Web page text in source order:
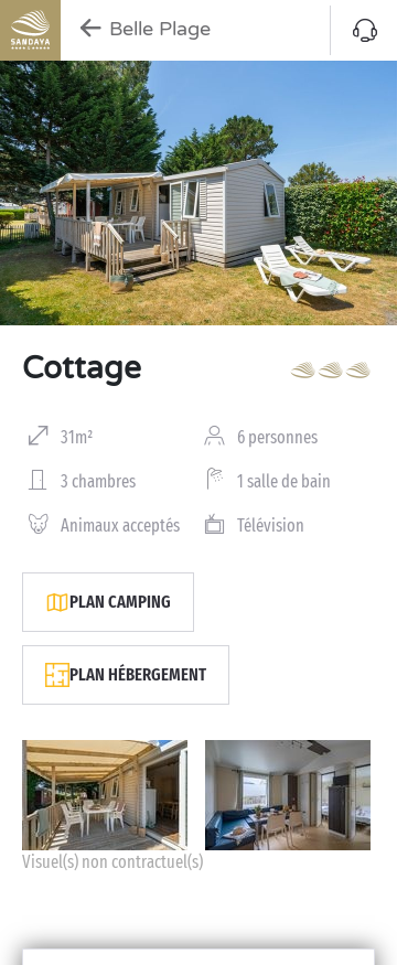
Belle Plage
Cottage
31m² 6 personnes
3 chambres 1 salle de bain
Animaux acceptés Télévision
PLAN CAMPING
PLAN HÉBERGEMENT
Visuel(s) non contractuel(s)